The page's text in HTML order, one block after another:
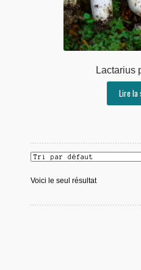
Lactarius
Lire la
Voici le seul résultat